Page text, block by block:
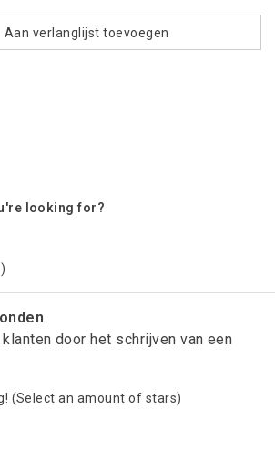
Aan verlanglijst toevoegen
looking for?
door het schrijven van een
(Select an amount of stars)